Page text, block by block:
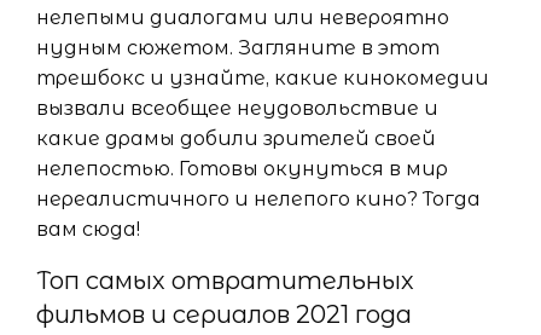
нелепыми диалогами или невероятно
нудным сюжетом. Загляните в этот
трешбокс и узнайте, какие кинокомедии
вызвали всеобщее неудовольствие и
какие драмы добили зрителей своей
нелепостью. Готовы окунуться в мир
нереалистичного и нелепого кино? Тогда
вам сюда!
Топ самых отвратительных
фильмов и сериалов 2021 года